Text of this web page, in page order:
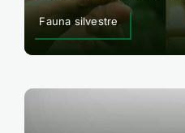
Fauna silvestre